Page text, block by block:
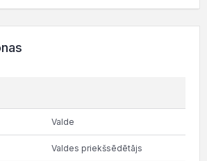
Valde
Valdes priekšsēdētājs